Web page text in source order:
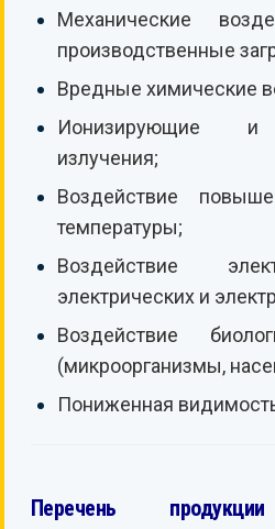
Механические
производственные
Вредные химические
Ионизирующие и
излучения;
Воздействие
температуры;
Воздействие
электрических и
Воздействие
(микроорганизмы,
Пониженная
Перечень